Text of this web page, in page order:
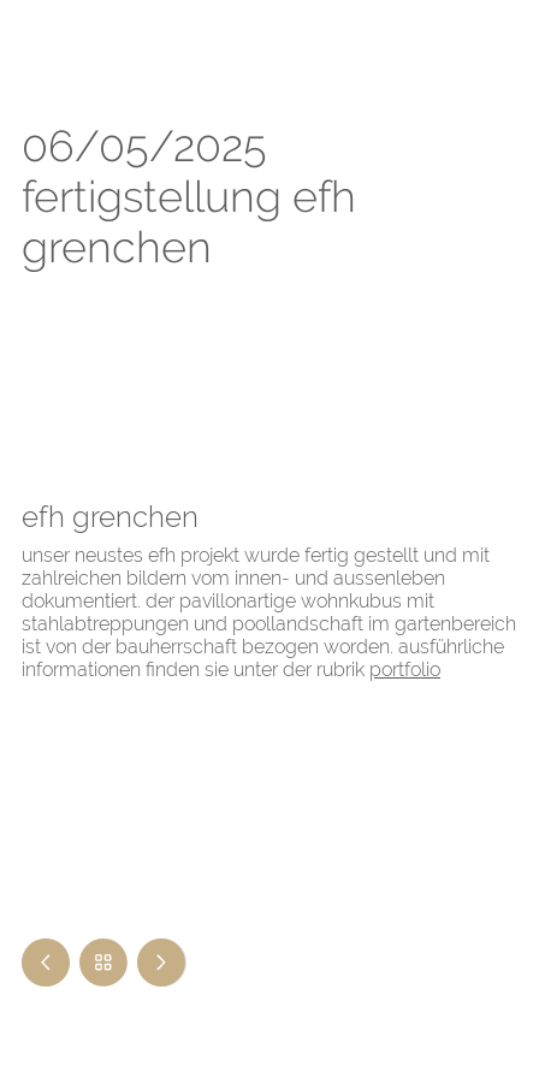
efh grenchen
unser neustes efh projekt wurde fertig gestellt und mit
zahlreichen bildern vom innen- und aussenleben
dokumentiert. der pavillonartige wohnkubus mit
stahlabtreppungen und poollandschaft im gartenbereich
ist von der bauherrschaft bezogen worden. ausführliche
informationen finden sie unter der rubrik portfolio
06/05/2025
fertigstellung efh
grenchen